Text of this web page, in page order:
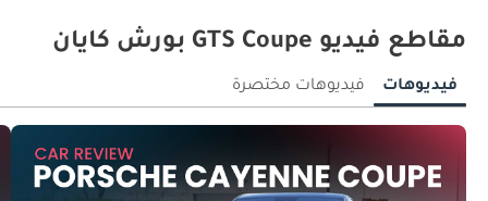
مقاطع فيديو GTS Coupe بورش كايان
فيديوهات فيديوهات مختصرة